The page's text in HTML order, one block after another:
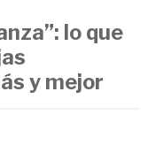
lo que
y mejor